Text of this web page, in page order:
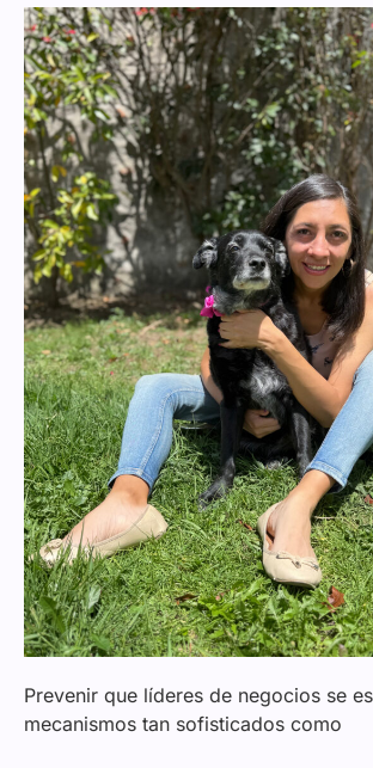
Prevenir que líderes de negocios se
mecanismos tan sofisticados como